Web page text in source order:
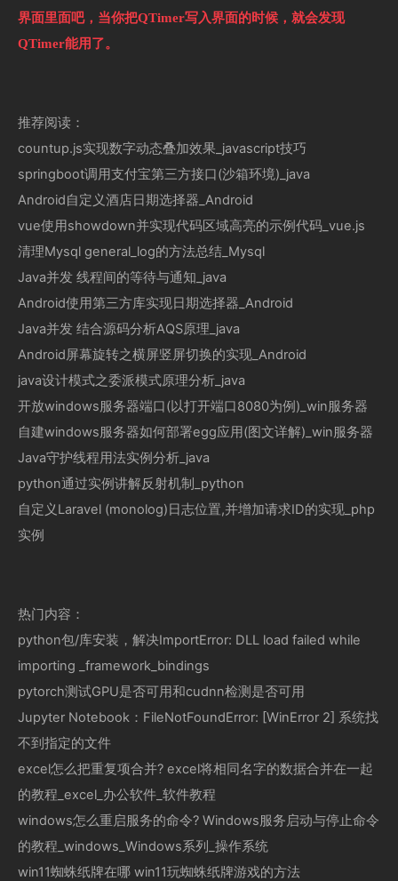
界面里面吧，当你把QTimer写入界面的时候，就会发现
QTimer能用了。
推荐阅读：
countup.js实现数字动态叠加效果_javascript技巧
springboot调用支付宝第三方接口(沙箱环境)_java
Android自定义酒店日期选择器_Android
vue使用showdown并实现代码区域高亮的示例代码_vue.js
清理Mysql general_log的方法总结_Mysql
Java并发 线程间的等待与通知_java
Android使用第三方库实现日期选择器_Android
Java并发 结合源码分析AQS原理_java
Android屏幕旋转之横屏竖屏切换的实现_Android
java设计模式之委派模式原理分析_java
开放windows服务器端口(以打开端口8080为例)_win服务器
自建windows服务器如何部署egg应用(图文详解)_win服务器
Java守护线程用法实例分析_java
python通过实例讲解反射机制_python
自定义Laravel (monolog)日志位置,并增加请求ID的实现_php
实例
热门内容：
python包/库安装，解决ImportError: DLL load failed while
importing _framework_bindings
pytorch测试GPU是否可用和cudnn检测是否可用
Jupyter Notebook：FileNotFoundError: [WinError 2] 系统找
不到指定的文件
excel怎么把重复项合并? excel将相同名字的数据合并在一起
的教程_excel_办公软件_软件教程
windows怎么重启服务的命令? Windows服务启动与停止命令
的教程_windows_Windows系列_操作系统
win11蜘蛛纸牌在哪 win11玩蜘蛛纸牌游戏的方法